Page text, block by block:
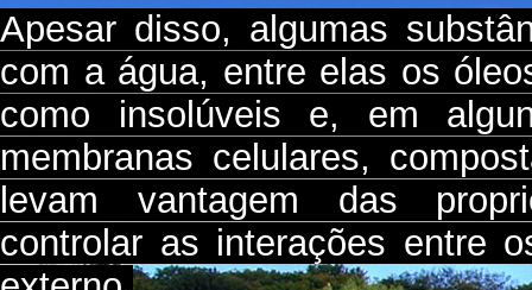
Apesar disso, algumas
com a água, entre elas os
como insolúveis e, em
membranas celulares,
levam vantagem das
controlar as interações entre